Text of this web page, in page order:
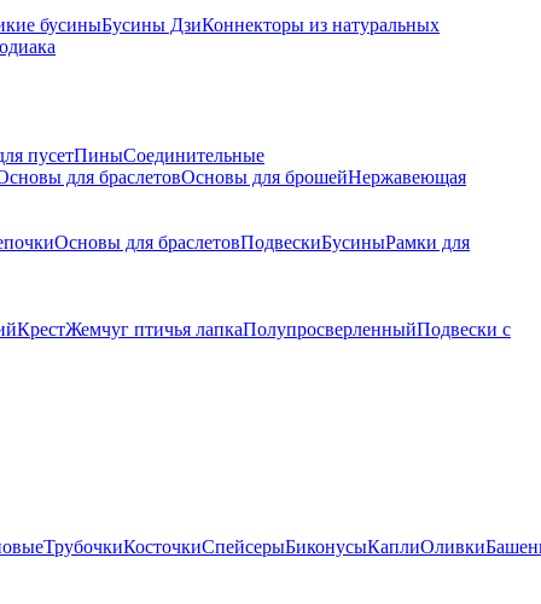
бусиныБусины ДзиКоннекторы из натуральных
пусетПиныСоединительные
для браслетовОсновы для брошейНержавеющая
Основы для браслетовПодвескиБусиныРамки для
КрестЖемчуг птичья лапкаПолупросверленныйПодвески с
ТрубочкиКосточкиСпейсерыБиконусыКаплиОливки